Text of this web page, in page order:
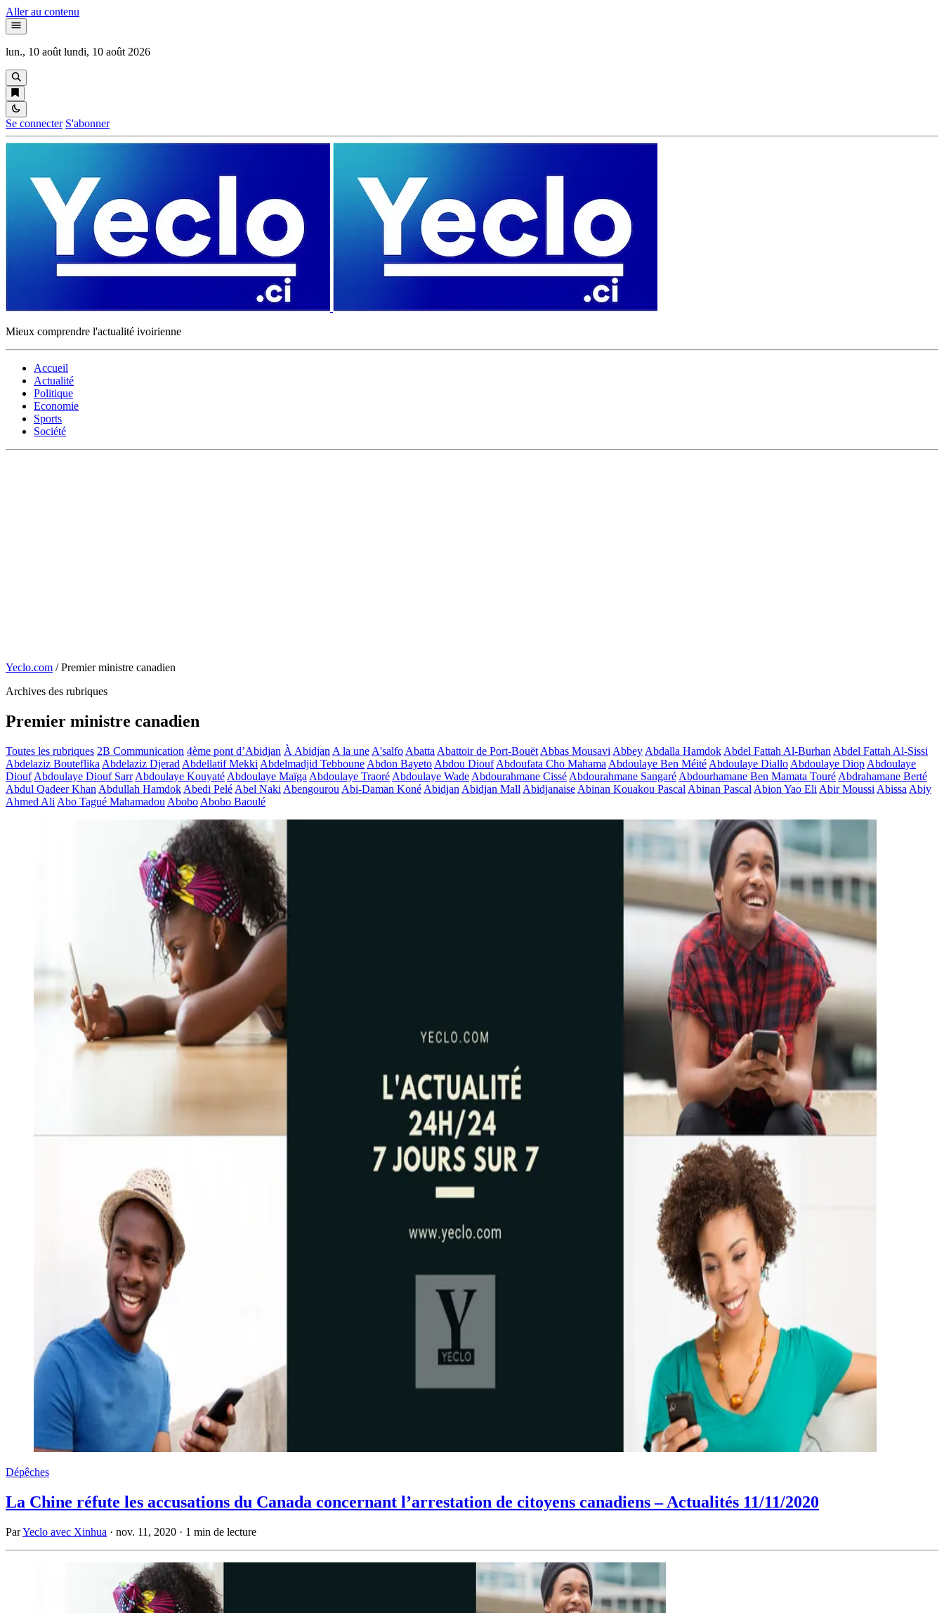
Aller au contenu
lun., 10 août lundi, 10 août 2026
Se connecter S'abonner
Mieux comprendre l'actualité ivoirienne
Accueil
Actualité
Politique
Economie
Sports
Société
Yeclo.com / Premier ministre canadien
Archives des rubriques
Premier ministre canadien
Toutes les rubriques 2B Communication 4ème pont d’Abidjan À Abidjan A la une A'salfo Abatta Abattoir de Port-Bouët Abbas Mousavi Abbey Abdalla Hamdok Abdel Fattah Al-Burhan Abdel Fattah Al-Sissi
Abdelaziz Bouteflika Abdelaziz Djerad Abdellatif Mekki Abdelmadjid Tebboune Abdon Bayeto Abdou Diouf Abdoufata Cho Mahama Abdoulaye Ben Méité Abdoulaye Diallo Abdoulaye Diop Abdoulaye
Diouf Abdoulaye Diouf Sarr Abdoulaye Kouyaté Abdoulaye Maïga Abdoulaye Traoré Abdoulaye Wade Abdourahmane Cissé Abdourahmane Sangaré Abdourhamane Ben Mamata Touré Abdrahamane Berté
Abdul Qadeer Khan Abdullah Hamdok Abedi Pelé Abel Naki Abengourou Abi-Daman Koné Abidjan Abidjan Mall Abidjanaise Abinan Kouakou Pascal Abinan Pascal Abion Yao Eli Abir Moussi Abissa Abiy
Ahmed Ali Abo Tagué Mahamadou Abobo Abobo Baoulé
Dépêches
La Chine réfute les accusations du Canada concernant l’arrestation de citoyens canadiens – Actualités 11/11/2020
ParYeclo avec Xinhua · nov. 11, 2020 · 1 min de lecture